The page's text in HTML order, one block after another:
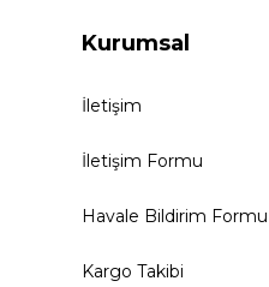
Kurumsal
İletişim
İletişim Formu
Havale Bildirim Formu
Kargo Takibi